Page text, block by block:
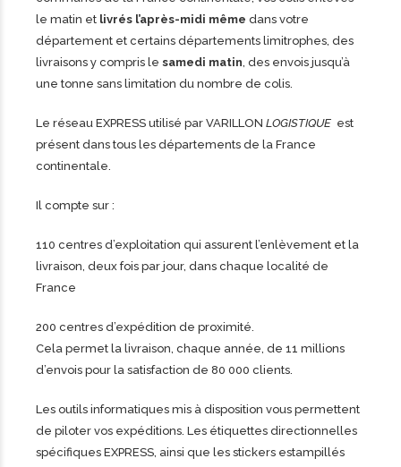
le matin et livrés l’après-midi même dans votre
département et certains départements limitrophes, des
livraisons y compris le samedi matin, des envois jusqu’à
une tonne sans limitation du nombre de colis.
Le réseau EXPRESS utilisé par VARILLON LOGISTIQUE est
présent dans tous les départements de la France
continentale.
Il compte sur :
110 centres d’exploitation qui assurent l’enlèvement et la
livraison, deux fois par jour, dans chaque localité de
France
200 centres d’expédition de proximité.
Cela permet la livraison, chaque année, de 11 millions
d’envois pour la satisfaction de 80 000 clients.
Les outils informatiques mis à disposition vous permettent
de piloter vos expéditions. Les étiquettes directionnelles
spécifiques EXPRESS, ainsi que les stickers estampillés